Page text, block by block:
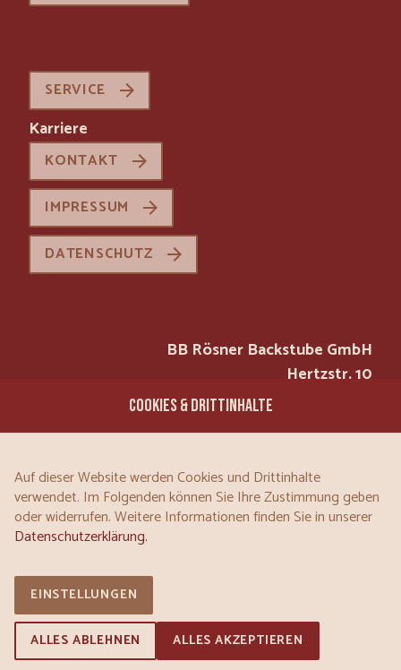
SERVICE
Karriere
KONTAKT
IMPRESSUM
DATENSCHUTZ
BB Rösner Backstube GmbH
Hertzstr. 10
97076 Würzburg
INFO@BB-ROESNER-BACKSTUBE.DE
FACEBOOK
COOKIES & DRITTINHALTE
Auf dieser Website werden Cookies und Drittinhalte
verwendet. Im Folgenden können Sie Ihre Zustimmung geben
oder widerrufen. Weitere Informationen finden Sie in unserer
Datenschutzerklärung.
EINSTELLUNGEN
ALLES ABLEHNEN ALLES AKZEPTIEREN